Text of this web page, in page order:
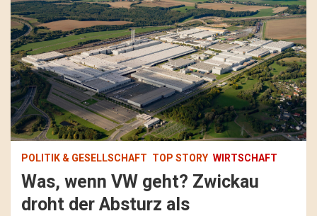
POLITIK & GESELLSCHAFT TOP STORY WIRTSCHAFT
Was, wenn VW geht? Zwickau
droht der Absturz als